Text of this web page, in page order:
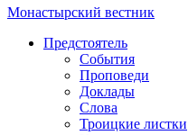
Монастырский вестник
Предстоятель
События
Проповеди
Доклады
Слова
Троицкие листки